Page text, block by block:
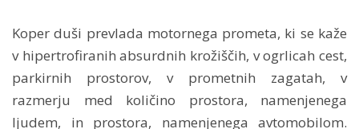
Koper duši prevlada motornega prometa, ki se kaže
v hipertrofiranih absurdnih krožiščih, v ogrlicah cest,
parkirnih prostorov, v prometnih zagatah, v
razmerju med količino prostora, namenjenega
ljudem, in prostora, namenjenega avtomobilom.